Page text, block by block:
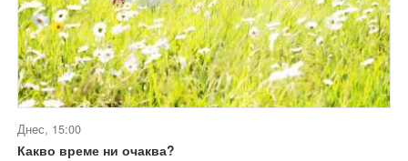
Днес, 15:00
Какво време ни очаква?